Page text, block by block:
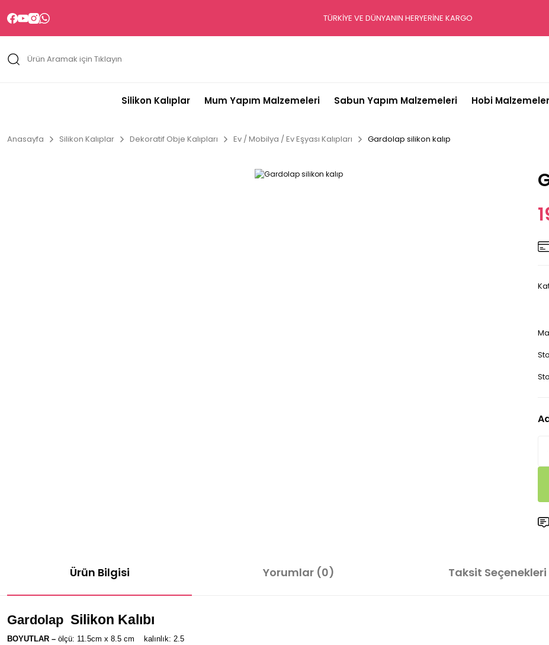
TÜRKİYE VE DÜNYANIN HERYERİNE KARGO
Silikon Kalıplar Mum Yapım Malzemeleri Sabun Yapım Malzemeleri Hobi
Anasayfa Silikon Kalıplar Dekoratif Obje Kalıpları Ev / Mobilya / Ev Eşyası Kalıpları Gardolap silikon kalıp
Ürün Bilgisi Yorumlar (0) Taksit Seçenekleri
Gardolap Silikon Kalıbı
BOYUTLAR – ölçü: 11.5cm x 8.5 cm kalınlık: 2.5